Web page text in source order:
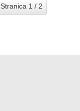
Stranica 1 / 2